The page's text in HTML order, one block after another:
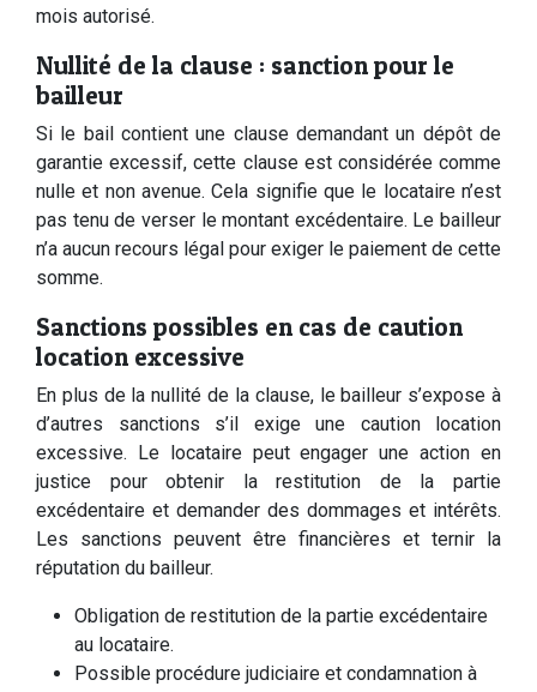
mois autorisé.
Nullité de la clause : sanction pour le
bailleur
Si le bail contient une clause demandant un dépôt de
garantie excessif, cette clause est considérée comme
nulle et non avenue. Cela signifie que le locataire n’est
pas tenu de verser le montant excédentaire. Le bailleur
n’a aucun recours légal pour exiger le paiement de cette
somme.
Sanctions possibles en cas de caution
location excessive
En plus de la nullité de la clause, le bailleur s’expose à
d’autres sanctions s’il exige une caution location
excessive. Le locataire peut engager une action en
justice pour obtenir la restitution de la partie
excédentaire et demander des dommages et intérêts.
Les sanctions peuvent être financières et ternir la
réputation du bailleur.
Obligation de restitution de la partie excédentaire
au locataire.
Possible procédure judiciaire et condamnation à